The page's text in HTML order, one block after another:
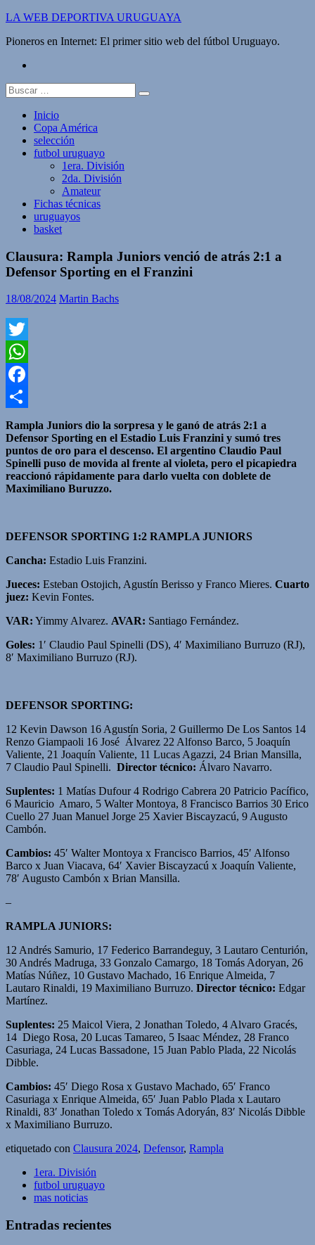
Saltar
contenido
LA WEB DEPORTIVA URUGUAYA
Pioneros en Internet: El primer sitio web del fútbol Uruguayo.
Buscar:
Inicio
Copa América
selección
futbol uruguayo
1era. División
2da. División
Amateur
Fichas técnicas
uruguayos
basket
Clausura: Rampla Juniors venció de atrás 2:1 a
Defensor Sporting en el Franzini
18/08/2024 Martin Bachs
Twitter
WhatsApp
Facebook
Compartir
Rampla Juniors dio la sorpresa y le ganó de atrás 2:1 a
Defensor Sporting en el Estadio Luis Franzini y sumó tres
puntos de oro para el descenso. El argentino Claudio Paul
Spinelli puso de movida al frente al violeta, pero el picapiedra
reaccionó rápidamente para darlo vuelta con doblete de
Maximiliano Buruzzo.
DEFENSOR SPORTING 1:2 RAMPLA JUNIORS
Cancha: Estadio Luis Franzini.
Jueces: Esteban Ostojich, Agustín Berisso y Franco Mieres. Cuarto
juez: Kevin Fontes.
VAR: Yimmy Alvarez. AVAR: Santiago Fernández.
Goles: 1′ Claudio Paul Spinelli (DS), 4′ Maximiliano Burruzo (RJ),
8′ Maximiliano Burruzo (RJ).
DEFENSOR SPORTING:
12 Kevin Dawson 16 Agustín Soria, 2 Guillermo De Los Santos 14
Renzo Giampaoli 16 José Álvarez 22 Alfonso Barco, 5 Joaquín
Valiente, 21 Joaquín Valiente, 11 Lucas Agazzi, 24 Brian Mansilla,
7 Claudio Paul Spinelli. Director técnico: Álvaro Navarro.
Suplentes: 1 Matías Dufour 4 Rodrigo Cabrera 20 Patricio Pacífico,
6 Mauricio Amaro, 5 Walter Montoya, 8 Francisco Barrios 30 Erico
Cuello 27 Juan Manuel Jorge 25 Xavier Biscayzacú, 9 Augusto
Cambón.
Cambios: 45′ Walter Montoya x Francisco Barrios, 45′ Alfonso
Barco x Juan Viacava, 64′ Xavier Biscayzacú x Joaquín Valiente,
78′ Augusto Cambón x Brian Mansilla.
–
RAMPLA JUNIORS:
12 Andrés Samurio, 17 Federico Barrandeguy, 3 Lautaro Centurión,
30 Andrés Madruga, 33 Gonzalo Camargo, 18 Tomás Adoryan, 26
Matías Núñez, 10 Gustavo Machado, 16 Enrique Almeida, 7
Lautaro Rinaldi, 19 Maximiliano Burruzo. Director técnico: Edgar
Martínez.
Suplentes: 25 Maicol Viera, 2 Jonathan Toledo, 4 Alvaro Gracés,
14 Diego Rosa, 20 Lucas Tamareo, 5 Isaac Méndez, 28 Franco
Casuriaga, 24 Lucas Bassadone, 15 Juan Pablo Plada, 22 Nicolás
Dibble.
Cambios: 45′ Diego Rosa x Gustavo Machado, 65′ Franco
Casuriaga x Enrique Almeida, 65′ Juan Pablo Plada x Lautaro
Rinaldi, 83′ Jonathan Toledo x Tomás Adoryán, 83′ Nicolás Dibble
x Maximiliano Burruzo.
etiquetado con Clausura 2024, Defensor, Rampla
1era. División
futbol uruguayo
mas noticias
Entradas recientes